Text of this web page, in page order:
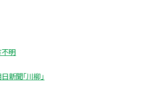
明
新聞「川柳」